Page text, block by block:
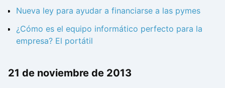
Nueva ley para ayudar a financiarse a las pymes
¿Cómo es el equipo informático perfecto para la
empresa? El portátil
21 de noviembre de 2013